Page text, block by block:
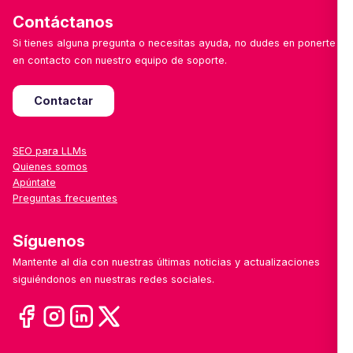
Contáctanos
Si tienes alguna pregunta o necesitas ayuda, no dudes en ponerte
en contacto con nuestro equipo de soporte.
Contactar
SEO para LLMs
Quienes somos
Apúntate
Preguntas frecuentes
Síguenos
Mantente al día con nuestras últimas noticias y actualizaciones
siguiéndonos en nuestras redes sociales.